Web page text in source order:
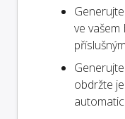
Generujte
ve vašem
Generujte
obdržte